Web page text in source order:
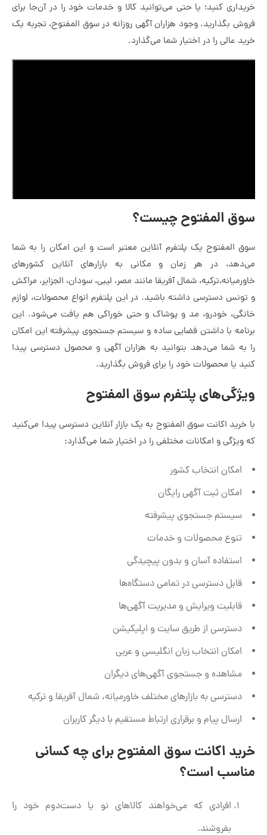
خریداری کنید؛ یا حتی می‌توانید کالا و خدمات خود را در آن‌جا برای
فروش بگذارید. وجود هزاران آگهی روزانه در سوق المفتوح، تجربه یک
خرید عالی را در اختیار شما می‌گذارد.
سوق المفتوح چیست؟
سوق المفتوح یک پلتفرم آنلاین معتبر است و این امکان را به شما
می‌دهد، در هر زمان و مکانی به بازارهای آنلاین کشورهای
خاورمیانه،ترکیه، شمال آفریقا مانند مصر، لیبی، سودان، الجزایر، مراکش
و تونس دسترسی داشته باشید. در این پلتفرم انواع محصولات، لوازم
خانگی، خودرو، مد و پوشاک و حتی خوراکی هم یافت می‌شود. این
برنامه با داشتن فضایی ساده و سیستم جستجوی پیشرفته این امکان
را به شما می‌دهد بتوانید به هزاران آگهی و محصول دسترسی پیدا
کنید یا محصولات خود را برای فروش بگذارید.
ویژگی‌های پلتفرم سوق المفتوح
با خرید اکانت سوق المفتوح به یک بازار آنلاین دسترسی پیدا می‌کنید
که ویژگی و امکانات مختلفی را در اختیار شما می‌گذارد:
امکان انتخاب کشور
امکان ثبت آگهی رایگان
سیستم جستجوی پیشرفته
تنوع محصولات و خدمات
استفاده آسان و بدون پیچیدگی
قابل دسترسی در تمامی دستگاه‌ها
قابلیت ویرایش و مدیریت آگهی‌ها
دسترسی از طریق سایت و اپلیکیشن
امکان انتخاب زبان انگلیسی و عربی
مشاهده و جستجوی آگهی‌های دیگران
دسترسی به بازارهای مختلف خاورمیانه، شمال آفریقا و ترکیه
ارسال پیام و برقراری ارتباط مستقیم با دیگر کاربران
خرید اکانت سوق المفتوح برای چه کسانی
مناسب است؟
افرادی که می‌خواهند کالاهای نو یا دست‌دوم خود را
بفروشند.